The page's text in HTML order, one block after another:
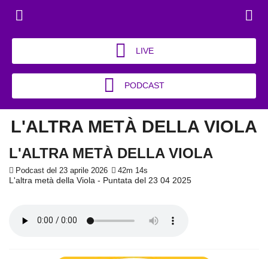
LIVE
PODCAST
L'ALTRA METÀ DELLA VIOLA
L'ALTRA METÀ DELLA VIOLA
Podcast del 23 aprile 2026 42m 14s
L'altra metà della Viola - Puntata del 23 04 2025